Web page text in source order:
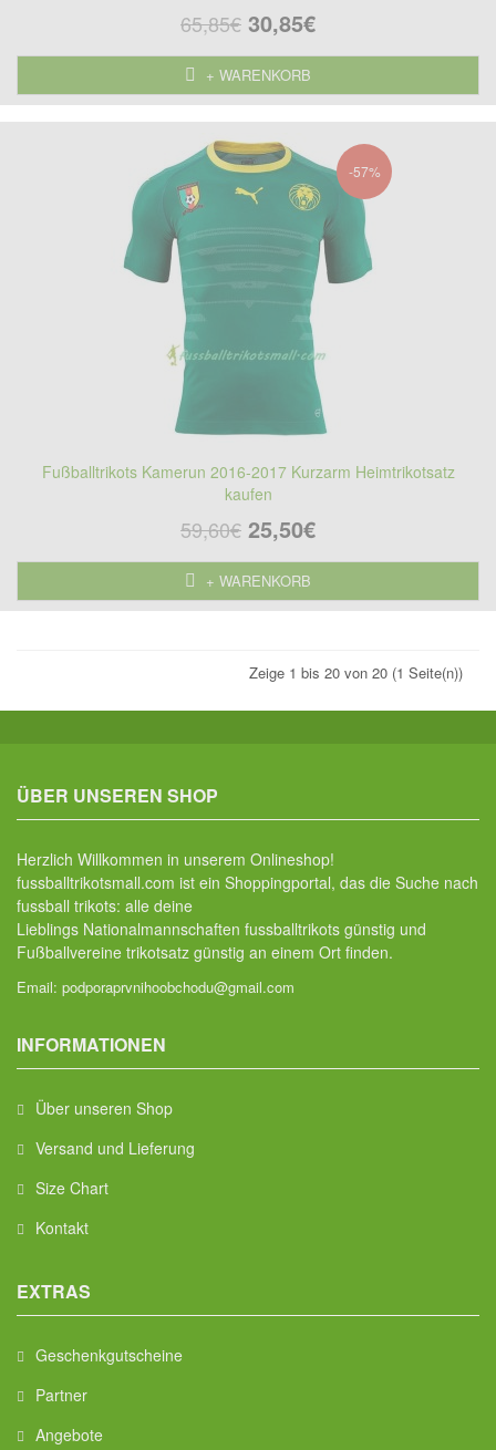
65,85€ 30,85€
+ WARENKORB
-57%
Fußballtrikots Kamerun 2016-2017 Kurzarm Heimtrikotsatz
kaufen
59,60€ 25,50€
+ WARENKORB
Zeige 1 bis 20 von 20 (1 Seite(n))
ÜBER UNSEREN SHOP
Herzlich Willkommen in unserem Onlineshop!
fussballtrikotsmall.com ist ein Shoppingportal, das die Suche nach
fussball trikots: alle deine
Lieblings Nationalmannschaften fussballtrikots günstig und
Fußballvereine trikotsatz günstig an einem Ort finden.
Email: podporaprvnihoobchodu@gmail.com
INFORMATIONEN
Über unseren Shop
Versand und Lieferung
Size Chart
Kontakt
EXTRAS
Geschenkgutscheine
Partner
Angebote